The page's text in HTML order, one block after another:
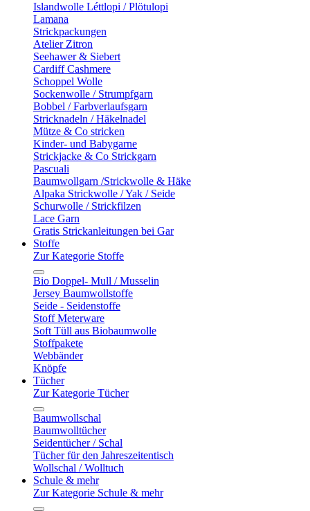
Islandwolle Léttlopi / Plötulopi
Lamana
Strickpackungen
Atelier Zitron
Seehawer & Siebert
Cardiff Cashmere
Schoppel Wolle
Sockenwolle / Strumpfgarn
Bobbel / Farbverlaufsgarn
Stricknadeln / Häkelnadel
Mütze & Co stricken
Kinder- und Babygarne
Strickjacke & Co Strickgarn
Pascuali
Baumwollgarn /Strickwolle & Häke
Alpaka Strickwolle / Yak / Seide
Schurwolle / Strickfilzen
Lace Garn
Gratis Strickanleitungen bei Gar
Stoffe
Zur Kategorie Stoffe
Bio Doppel- Mull / Musselin
Jersey Baumwollstoffe
Seide - Seidenstoffe
Stoff Meterware
Soft Tüll aus Biobaumwolle
Stoffpakete
Webbänder
Knöpfe
Tücher
Zur Kategorie Tücher
Baumwollschal
Baumwolltücher
Seidentücher / Schal
Tücher für den Jahreszeitentisch
Wollschal / Wolltuch
Schule & mehr
Zur Kategorie Schule & mehr